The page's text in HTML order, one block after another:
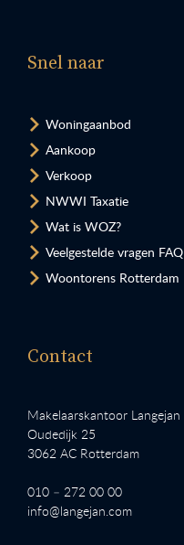
Snel naar
Woningaanbod
Aankoop
Verkoop
NWWI Taxatie
Wat is WOZ?
Veelgestelde vragen FAQ
Woontorens Rotterdam
Contact
Makelaarskantoor Langejan
Oudedijk 25
3062 AC Rotterdam
010 – 272 00 00
info@langejan.com